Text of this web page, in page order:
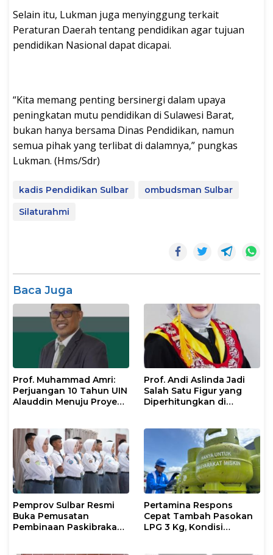
Selain itu, Lukman juga menyinggung terkait
Peraturan Daerah tentang pendidikan agar tujuan
pendidikan Nasional dapat dicapai.
“Kita memang penting bersinergi dalam upaya
peningkatan mutu pendidikan di Sulawesi Barat,
bukan hanya bersama Dinas Pendidikan, namun
semua pihak yang terlibat di dalamnya,” pungkas
Lukman. (Hms/Sdr)
kadis Pendidikan Sulbar
ombudsman Sulbar
Silaturahmi
Baca Juga
Prof. Muhammad Amri:
Perjuangan 10 Tahun UIN
Alauddin Menuju Proyek
Prof. Andi Aslinda Jadi
Salah Satu Figur yang
Diperhitungkan di
Pemprov Sulbar Resmi
Buka Pemusatan
Pembinaan Paskibraka
Pertamina Respons
Cepat Tambah Pasokan
LPG 3 Kg, Kondisi